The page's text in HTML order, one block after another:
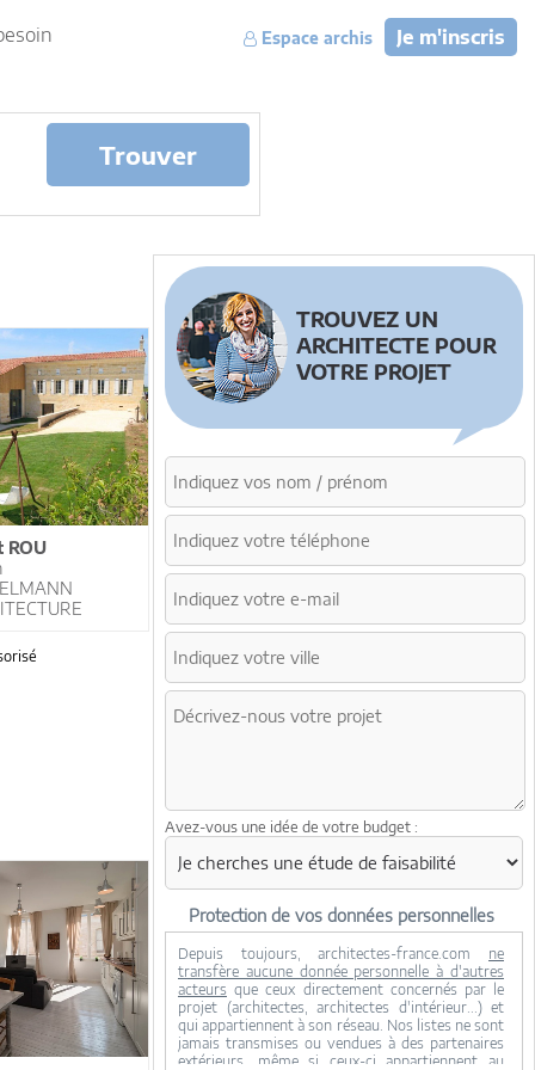
Je m'inscris
Espace archis
Trouver
ROU
TROUVEZ UN
ARCHITECTE POUR
VOTRE PROJET
Avez-vous une idée de votre budget :
Protection de vos données personnelles
Depuis toujours, architectes-france.com ne
transfère aucune donnée personnelle à d'autres
acteurs que ceux directement concernés par le
projet (architectes, architectes d'intérieur...) et
qui appartiennent à son réseau. Nos listes ne sont
jamais transmises ou vendues à des partenaires
extérieurs, même si ceux-ci appartiennent au